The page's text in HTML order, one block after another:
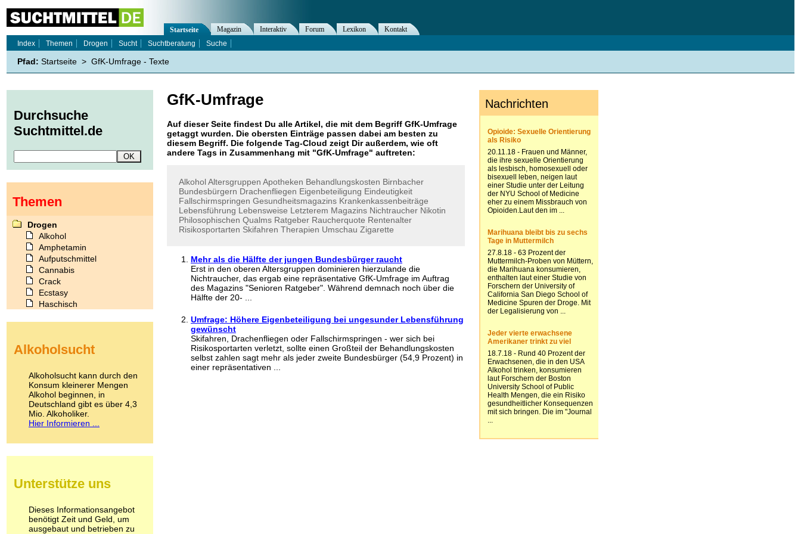
GfK-Umfrage
Auf dieser Seite findest Du alle Artikel, die mit dem Begriff GfK-Umfrage
getaggt wurden. Die obersten Einträge passen dabei am besten zu
diesem Begriff. Die folgende Tag-Cloud zeigt Dir außerdem, wie oft
andere Tags in Zusammenhang mit "GfK-Umfrage" auftreten:
AlkoholAltersgruppen Apotheken Behandlungskosten Birnbacher
Bundesbürgern Drachenfliegen Eigenbeteiligung Eindeutigkeit
Fallschirmspringen Gesundheitsmagazins Krankenkassenbeiträge
Lebensführung Lebensweise Letzterem Magazins Nichtraucher Nikotin
Philosophischen Qualms Ratgeber Raucherquote Rentenalter
Risikosportarten Skifahren Therapien Umschau Zigarette
Mehr als die Hälfte der jungen Bundesbürger raucht
Erst in den oberen Altersgruppen dominieren hierzulande die
Nichtraucher, das ergab eine repräsentative GfK-Umfrage im Auftrag
des Magazins "Senioren Ratgeber". Während demnach noch über die
Hälfte der 20- ...
Umfrage: Höhere Eigenbeteiligung bei ungesunder Lebensführung
gewünscht
Skifahren, Drachenfliegen oder Fallschirmspringen - wer sich bei
Risikosportarten verletzt, sollte einen Großteil der Behandlungskosten
selbst zahlen sagt mehr als jeder zweite Bundesbürger (54,9 Prozent) in
einer repräsentativen ...
Startseite Magazin Interaktiv Forum Lexikon
Kontakt
Index
Themen Drogen Sucht Suchtberatung Suche
Pfad: Startseite > GfK-Umfrage - Texte
Durchsuche
Suchtmittel.de
Themen
Drogen
Alkohol
Amphetamin
Aufputschmittel
Cannabis
Crack
Ecstasy
Haschisch
Kokain
LSD
Marihuana
Medikamente
Meskalin
Metamphetamin
Methadon
Pilze
Psychopharmaka
Schlafmittel
Schmerzmittel
Alkoholsucht
Alkoholsucht kann durch den
Konsum kleinerer Mengen
Alkohol beginnen, in
Deutschland gibt es über 4,3
Mio. Alkoholiker.
Hier Informieren ...
Unterstütze uns
Dieses Informationsangebot
benötigt Zeit und Geld, um
ausgebaut und betrieben zu